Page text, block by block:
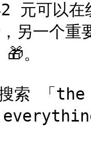
元可以在
另一个
。
搜索